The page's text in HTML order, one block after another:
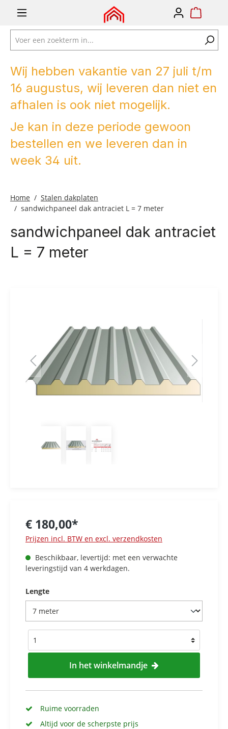
Ga naar de hoofdnavigatie
Wij hebben vakantie van 27 juli t/m
16 augustus, wij leveren dan niet en
afhalen is ook niet mogelijk.
Je kan in deze periode gewoon
bestellen en we leveren dan in
week 34 uit.
Home
Stalen dakplaten
sandwichpaneel dak antraciet L = 7 meter
sandwichpaneel dak antraciet
L = 7 meter
€ 180,00*
Prijzen incl. BTW en excl. verzendkosten
Beschikbaar, levertijd: met een verwachte
leveringstijd van 4 werkdagen.
Lengte
In het winkelmandje
Ruime voorraden
Altijd voor de scherpste prijs